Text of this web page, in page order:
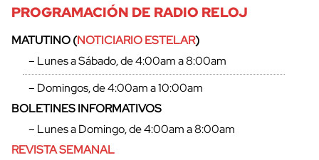
PROGRAMACIÓN DE RADIO RELOJ
MATUTINO (NOTICIARIO ESTELAR)
– Lunes a Sábado, de 4:00am a 8:00am
– Domingos, de 4:00am a 10:00am
BOLETINES INFORMATIVOS
– Lunes a Domingo, de 4:00am a 8:00am
REVISTA SEMANAL